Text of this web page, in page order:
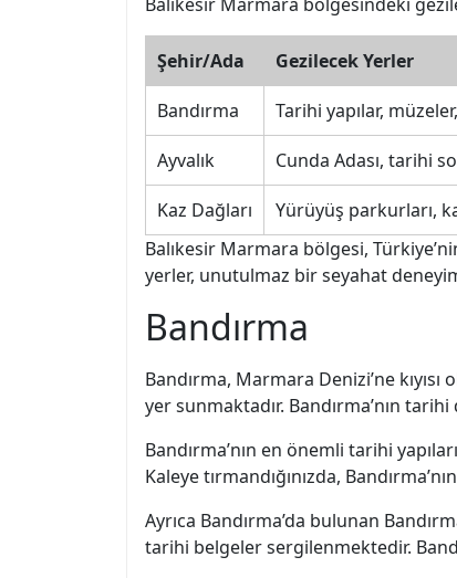
Şehir/Ada Gezilecek Yerler
Bandırma Tarihi yapılar,
Ayvalık Cunda Adası, tarihi
Kaz Dağları
Yürüyüş parkurları,
Balıkesir Marmara bölgesi,
yerler, unutulmaz bir seyahat
Bandırma
Bandırma, Marmara Denizi’ne
yer sunmaktadır. Bandırma’nın
Bandırma’nın en önemli tarihi
Kaleye tırmandığınızda,
Ayrıca Bandırma’da bulunan
tarihi belgeler sergilenmektedir.